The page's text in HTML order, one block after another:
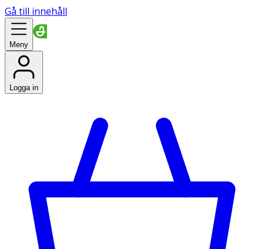
Gå till innehåll
Meny
Logga in